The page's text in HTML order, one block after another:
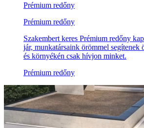
Prémium redőny
Prémium redőny
Szakembert keres Prémium redőny
jár, munkatársaink örömmel segítenek
és környékén csak hívjon minket.
Prémium redőny